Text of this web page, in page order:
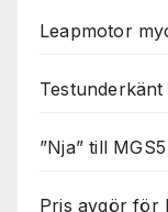
Leapmotor
”Nja” till
Pris avgör för